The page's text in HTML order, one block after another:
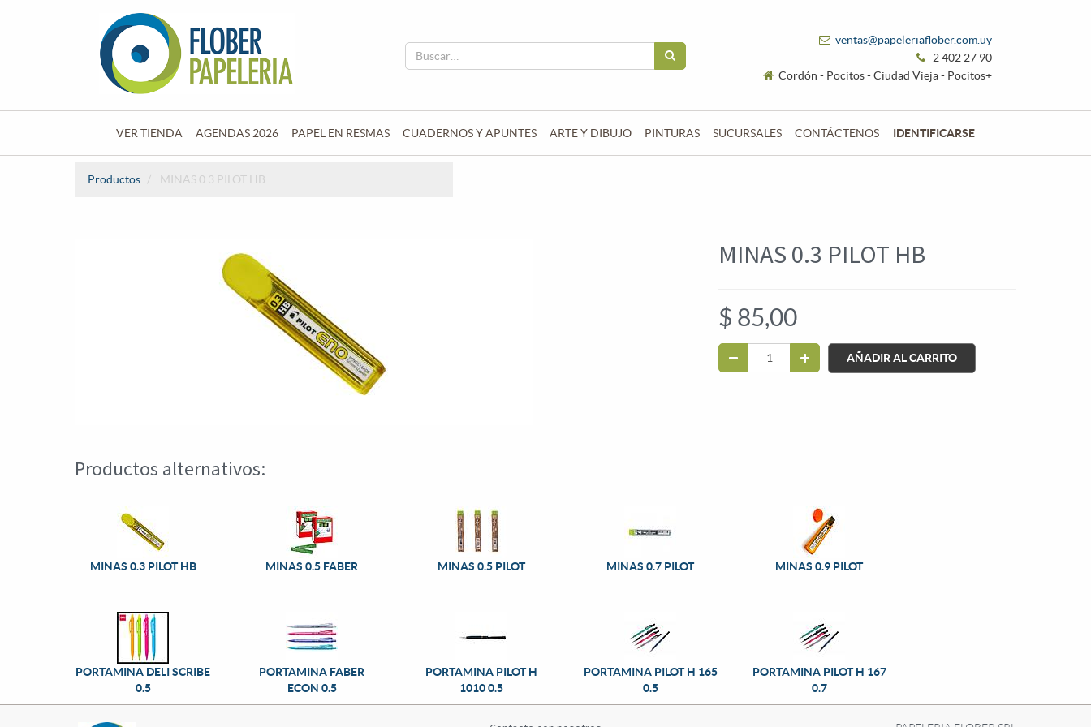
ventas@papeleriaflober.com.uy
2 402 27 90
Cordón - Pocitos - Ciudad Vieja - Pocitos+
VER TIENDA AGENDAS 2026 PAPEL EN RESMAS CUADERNOS Y APUNTES ARTE Y DIBUJO PINTURAS SUCURSALES CONTÁCTENOS IDENTIFICARSE
Productos MINAS 0.3 PILOT HB
MINAS 0.3 PILOT HB
$ 85,00
AÑADIR AL CARRITO
Productos alternativos:
MINAS 0.3 PILOT HB MINAS 0.5 FABER MINAS 0.5 PILOT MINAS 0.7 PILOT MINAS 0.9 PILOT
PORTAMINA DELI SCRIBE
0.5
PORTAMINA FABER
ECON 0.5
PORTAMINA PILOT H
1010 0.5
PORTAMINA PILOT H 165
0.5
PORTAMINA PILOT H 167
0.7